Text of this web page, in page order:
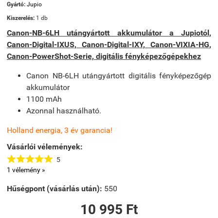
Gyártó: Jupio
Kiszerelés: 1 db
Canon-NB-6LH utángyártott akkumulátor a Jupiotól,
Canon-Digital-IXUS, Canon-Digital-IXY, Canon-VIXIA-HG,
Canon-PowerShot-Serie, digitális fényképezőgépekhez
Canon NB-6LH utángyártott digitális fényképezőgép
akkumulátor
1100 mAh
Azonnal használható.
Holland energia, 3 év garancia!
Vásárlói vélemények:
 5
1 vélemény »
Hűségpont (vásárlás után): 550
10 995 Ft